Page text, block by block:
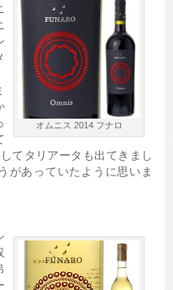
オムニス 2014 フナロ
てタリアータも出てきまし
があっていたように思いま